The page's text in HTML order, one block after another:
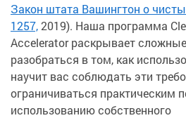
Закон штата Вашингтон о
1257, 2019). Наша программа
Accelerator раскрывает
разобраться в том, как
научит вас соблюдать эти
ограничиваться практическим
использованию собственного